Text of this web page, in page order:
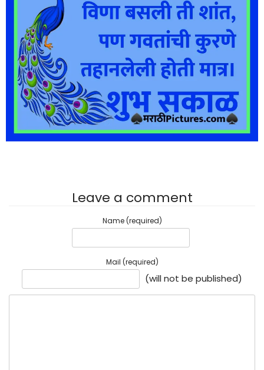
Leave a comment
Name (required)
Mail (required)
(will not be published)